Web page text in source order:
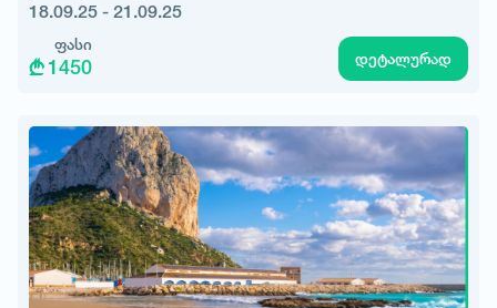
18.09.25 - 21.09.25
ფასი
1450 დეტალურად